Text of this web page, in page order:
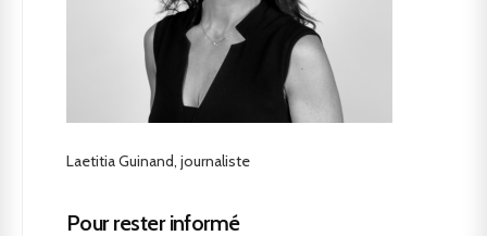
Laetitia Guinand, journaliste
Pour rester informé